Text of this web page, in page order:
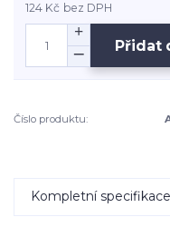
124 Kč bez DPH
Přidat
Číslo produktu:
Kompletní specifikace